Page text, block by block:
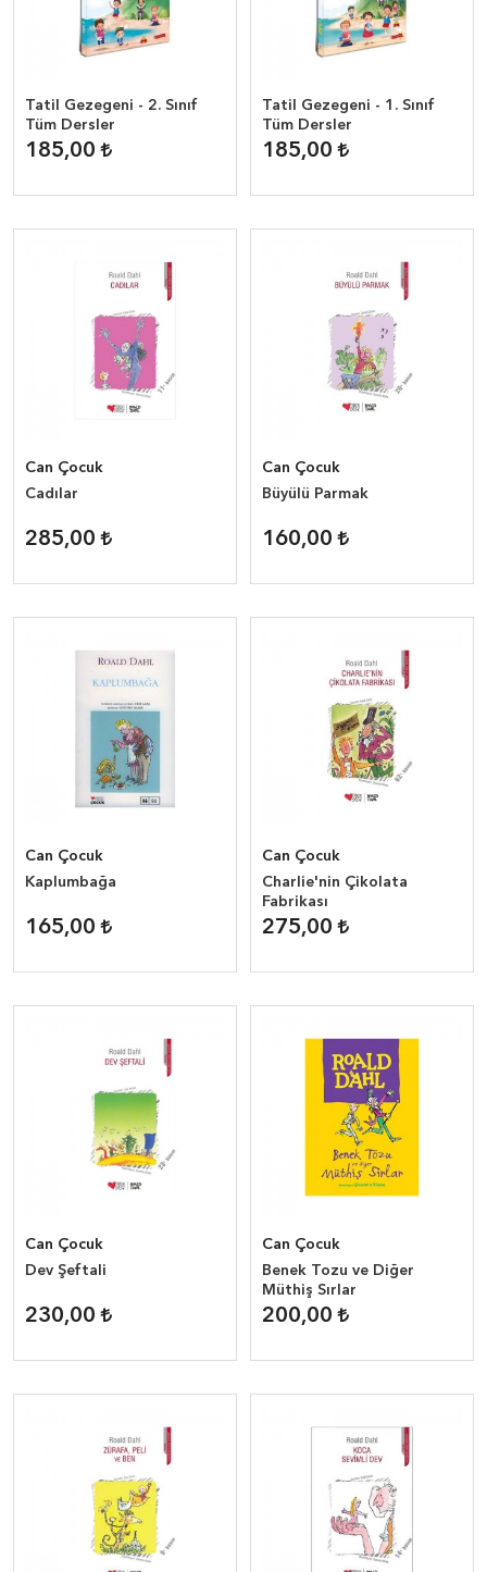
Tatil Gezegeni - 2. Sınıf
Tüm Dersler
185,00
Tatil Gezegeni - 1. Sınıf
Tüm Dersler
185,00
Can Çocuk
Cadılar
285,00
Can Çocuk
Büyülü Parmak
160,00
Can Çocuk
Kaplumbağa
165,00
Can Çocuk
Charlie'nin Çikolata
Fabrikası
275,00
Can Çocuk
Dev Şeftali
230,00
Can Çocuk
Benek Tozu ve Diğer
Müthiş Sırlar
200,00